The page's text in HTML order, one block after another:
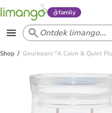
family
Shop Geurkaars "A Calm & Quiet